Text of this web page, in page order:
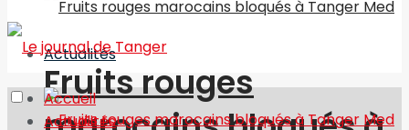
Fruits rouges
Actualités
Accueil
Actualités